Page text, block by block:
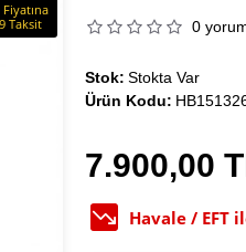
Fiyatına
Taksit
0
7.900,00
Havale / EFT
Stok: Stokta Var
Ürün Kodu: